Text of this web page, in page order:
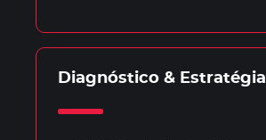
Diagnóstico & Estratégia